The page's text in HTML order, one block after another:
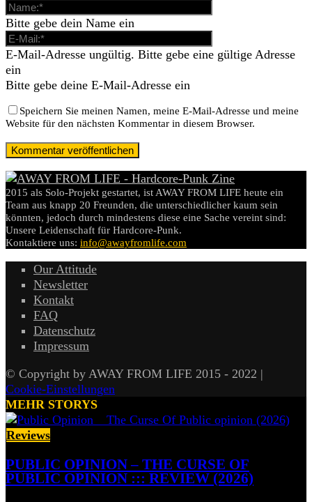
Bitte gebe dein Name ein
E-Mail-Adresse ungültig. Bitte gebe eine gültige Adresse
ein
Bitte gebe deine E-Mail-Adresse ein
Speichern Sie meinen Namen, meine E-Mail-Adresse und meine
Website für den nächsten Kommentar in diesem Browser.
2015 als Solo-Projekt gestartet, ist AWAY FROM LIFE heute ein
Team aus knapp 20 Freunden, die unterschiedlicher kaum sein
könnten, jedoch durch mindestens diese eine Sache vereint sind:
Unsere Leidenschaft für Hardcore-Punk.
Kontaktiere uns: info@awayfromlife.com
Our Attitude
Newsletter
Kontakt
FAQ
Datenschutz
Impressum
© Copyright by AWAY FROM LIFE 2015 - 2022 |
Cookie-Einstellungen
MEHR STORYS
Reviews
PUBLIC OPINION – THE CURSE OF
PUBLIC OPINION ::: REVIEW (2026)